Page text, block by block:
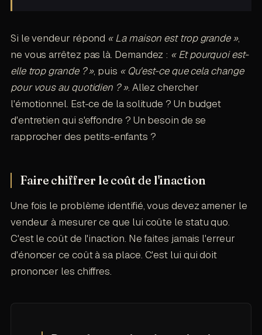
Si le vendeur répond « La maison est trop grande »,
ne vous arrêtez pas là. Demandez : « Et pourquoi est-
elle trop grande ? », puis « Qu'est-ce que cela change
pour vous au quotidien ? ». Allez chercher
l'émotionnel. Est-ce de la solitude ? Un budget
d'entretien qui s'effondre ? Un besoin de se
rapprocher des petits-enfants ?
Faire chiffrer le coût de l'inaction
Une fois le problème identifié, vous devez amener le
vendeur à mesurer ce que lui coûte le statu quo.
C'est le coût de l'inaction. Ne faites jamais l'erreur
d'énoncer ce coût à sa place. C'est lui qui doit
prononcer les chiffres.